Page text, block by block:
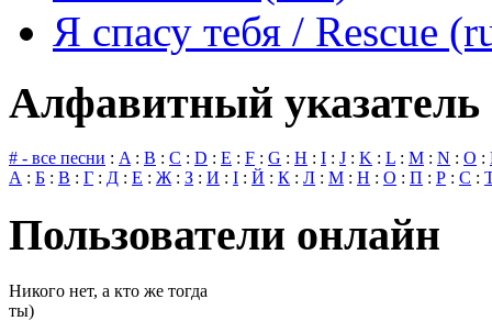
Я спасу тебя / Rescue
Алфавитный указатель
# - все песни : A : B : C : D : E : F : G : H : I : J : K : L : M : N : O :
А : Б : В : Г : Д : Е : Ж : З : И : І : Й : К : Л : М : Н : О : П : Р : С :
Пользователи онлайн
Никого нет, а кто же тогда
ты)